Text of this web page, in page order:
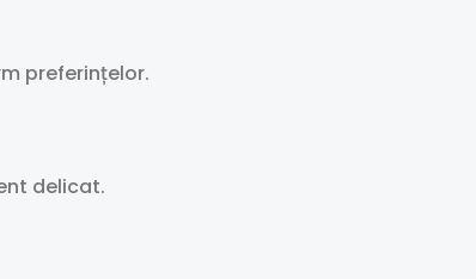
preferințelor.
delicat.